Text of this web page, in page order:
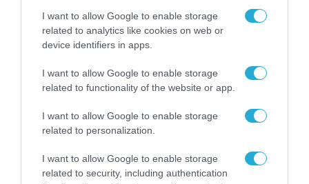
I want to allow Google to enable storage
related to analytics like cookies on web or
device identifiers in apps.
I want to allow Google to enable storage
related to functionality of the website or app.
I want to allow Google to enable storage
related to personalization.
I want to allow Google to enable storage
related to security, including authentication
08.08.2026 | 09:02
«Η απόλυτη τραγωδία»: Η «αιχμηρή» ανάρτηση